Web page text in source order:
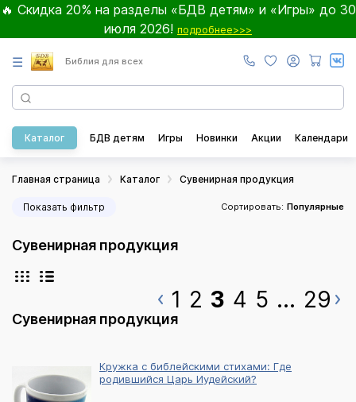
🔥 Скидка 20% на разделы «БДВ детям» и «Игры» до 30
июля 2026! подробнее>>>
☰ Библия для всех
Каталог БДВ детям Игры Новинки Акции Календари
Главная страница Каталог Сувенирная продукция
Показать фильтр Сортировать: Популярные
Сувенирная продукция
1 2 3 4 5 ... 29
Сувенирная продукция
Кружка с библейскими стихами: Где
родившийся Царь Иудейский?